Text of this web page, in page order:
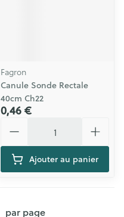
Fagron
Canule Sonde Rectale
40cm Ch22
0,46 €
Ajouter au panier
par page